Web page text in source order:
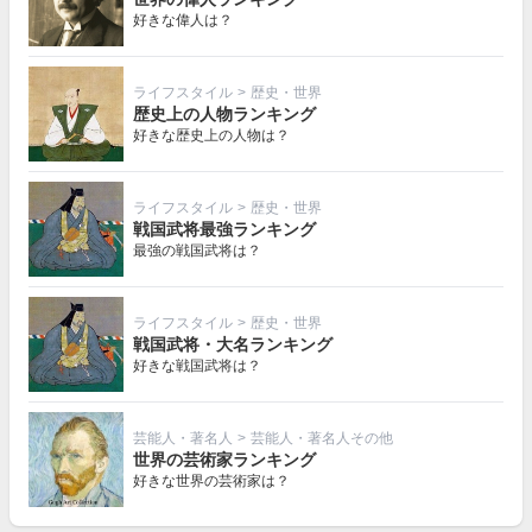
好きな偉人は？
ライフスタイル > 歴史・世界
歴史上の人物ランキング
好きな歴史上の人物は？
ライフスタイル > 歴史・世界
戦国武将最強ランキング
最強の戦国武将は？
ライフスタイル > 歴史・世界
戦国武将・大名ランキング
好きな戦国武将は？
芸能人・著名人 > 芸能人・著名人その他
世界の芸術家ランキング
好きな世界の芸術家は？